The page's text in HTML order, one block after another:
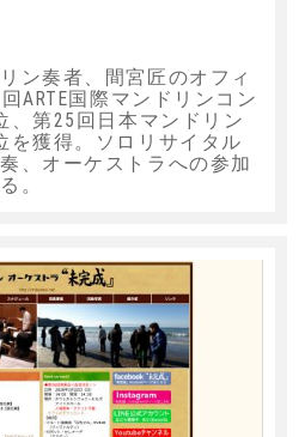
ン奏者、間宮匠のオフィ
ARTE国際マンドリンコン
、第25回日本マンドリン
を獲得。ソロリサイタル
、オーケストラへの参加
。